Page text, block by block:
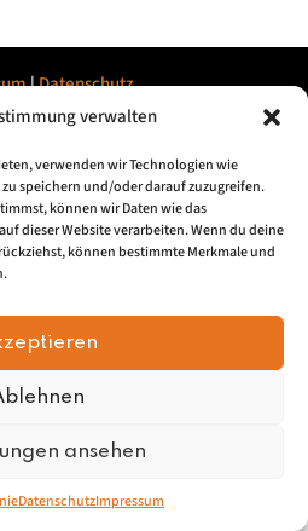
verwalten
verwenden wir Technologien wie
speichern und/oder darauf zuzugreifen.
können wir Daten wie das
dieser Website verarbeiten. Wenn du deine
können bestimmte Merkmale und
ansehen
DatenschutzImpressum
|Datenschutz